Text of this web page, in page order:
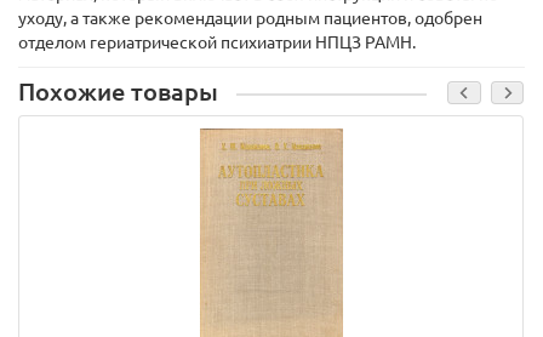
уходу, а также рекомендации родным пациентов, одобрен
отделом гериатрической психиатрии НПЦЗ РАМН.
Похожие товары